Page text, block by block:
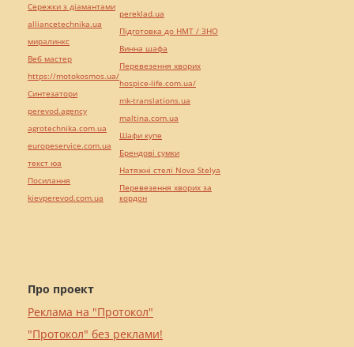
Про проект
Реклама на "Протокол"
"Протокол" без реклами!
Сережки з діамантами
alliancetechnika.ua
миралинкс
Веб мастер
https://motokosmos.ua/
Синтезатори
perevod.agency
agrotechnika.com.ua
europeservice.com.ua
текст юа
Посилання
kievperevod.com.ua
pereklad.ua
Підготовка до НМТ / ЗНО
Винна шафа
Перевезення хворих
hospice-life.com.ua/
mk-translations.ua
maltina.com.ua
Шафи купе
Брендові сумки
Натяжні стелі Nova Stelya
Перевезення хворих за
кордон